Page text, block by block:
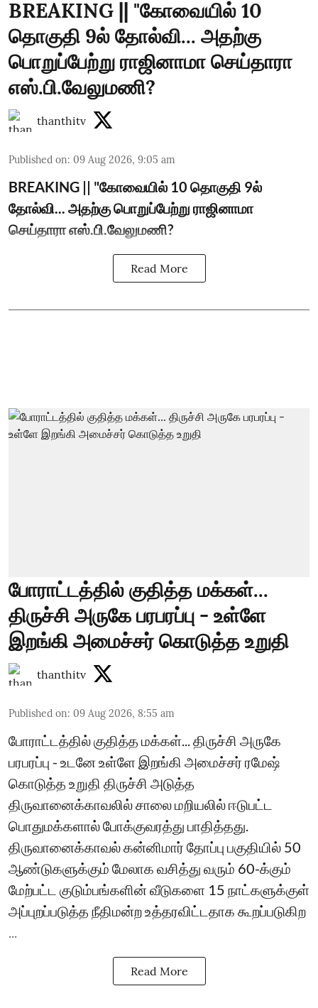
BREAKING || "கோவையில் 10
தொகுதி 9ல் தோல்வி... அதற்கு
பொறுப்பேற்று ராஜினாமா செய்தாரா
எஸ்.பி.வேலுமணி?
thanthitv
Published on: 09 Aug 2026, 9:05 am
BREAKING || "கோவையில் 10 தொகுதி 9ல்
தோல்வி... அதற்கு பொறுப்பேற்று ராஜினாமா
செய்தாரா எஸ்.பி.வேலுமணி?
Read More
போராட்டத்தில் குதித்த மக்கள்...
திருச்சி அருகே பரபரப்பு - உள்ளே
இறங்கி அமைச்சர் கொடுத்த உறுதி
thanthitv
Published on: 09 Aug 2026, 8:55 am
போராட்டத்தில் குதித்த மக்கள்... திருச்சி அருகே
பரபரப்பு - உடனே உள்ளே இறங்கி அமைச்சர் ரமேஷ்
கொடுத்த உறுதி திருச்சி அடுத்த
திருவானைக்காவலில் சாலை மறியலில் ஈடுபட்ட
பொதுமக்களால் போக்குவரத்து பாதித்தது.
திருவானைக்காவல் கன்னிமார் தோப்பு பகுதியில் 50
ஆண்டுகளுக்கும் மேலாக வசித்து வரும் 60-க்கும்
மேற்பட்ட குடும்பங்களின் வீடுகளை 15 நாட்களுக்குள்
அப்புறப்படுத்த நீதிமன்ற உத்தரவிட்டதாக கூறப்படுகிற
...
Read More